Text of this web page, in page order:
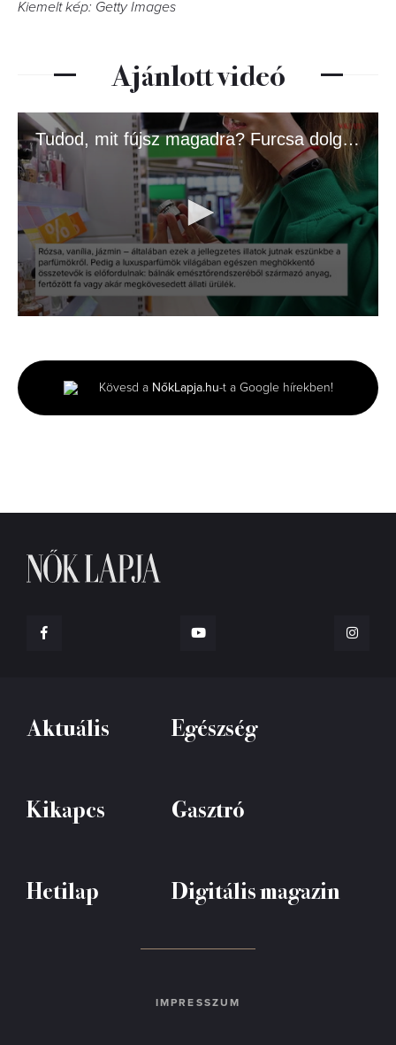
Kiemelt kép: Getty Images
Ajánlott videó
Tudod, mit fújsz magadra? Furcsa dolgok lehetnek a kedvenc parfümjeidben
minute,
42
seconds
Kövesd a NőkLapja.hu-t a Google hírekben!
Aktuális Egészség
Kikapcs Gasztró
Hetilap Digitális magazin
IMPRESSZUM